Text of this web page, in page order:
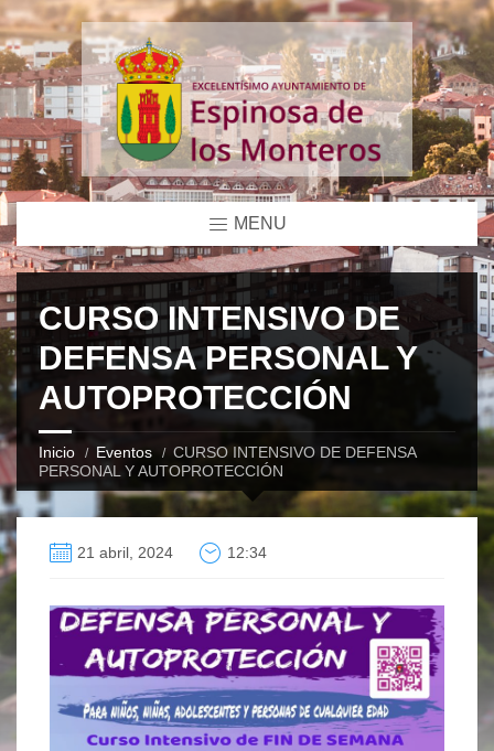
MENU
CURSO INTENSIVO DE
DEFENSA PERSONAL Y
AUTOPROTECCIÓN
Inicio Eventos
CURSO INTENSIVO DE DEFENSA
PERSONAL Y AUTOPROTECCIÓN
21 abril, 2024 12:34